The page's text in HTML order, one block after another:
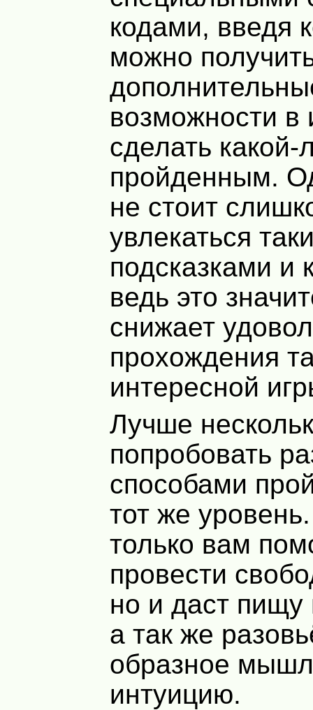
кодами, введя
можно
возможности в
сделать какой-
пройденным.
не стоит
увлекаться
подсказками и
ведь это
снижает
прохождения
интересной
Лучше
попробовать
способами
тот же
только вам
провести
но и даст
а так же
образное
интуицию.